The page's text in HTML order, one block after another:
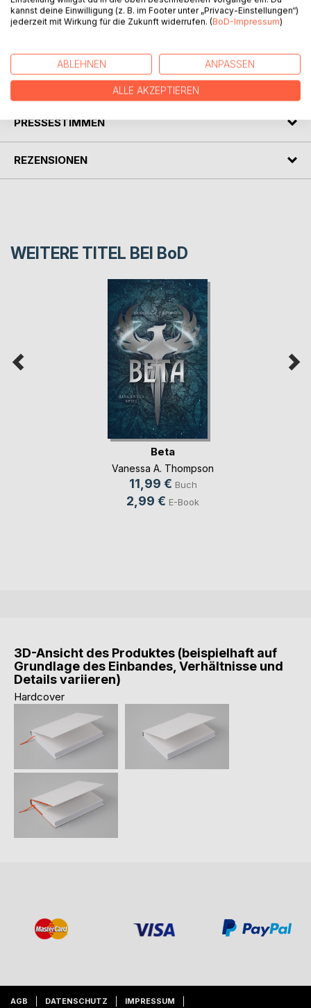
Raell muss sich entscheiden:
PRESSESTIMMEN
REZENSIONEN
WEITERE TITEL BEI BoD
Beta
Vanessa A. Thompson
11,99 € Buch
2,99 € E-Book
3D-Ansicht des Produktes (beispielhaft auf
Grundlage des Einbandes, Verhältnisse und
Details variieren)
Hardcover
AGB DATENSCHUTZ IMPRESSUM
kannst deine Einwilligung (z. B. im Footer unter „Privacy-Einstellungen“)
jederzeit mit Wirkung für die Zukunft widerrufen. (BoD-Impressum)
ABLEHNEN ANPASSEN
ALLE AKZEPTIEREN